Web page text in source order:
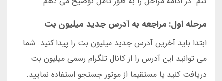
مرحله اول: مراجعه به آدرس جدید میلیون بت
ابتدا باید آخرین آدرس جدید میلیون بت را پیدا کنید. شما
می توانید این آدرس را از کانال تلگرام رسمی میلیون بت
دریافت کنید یا مستقیما از موتور جستجو استفاده نمایید.